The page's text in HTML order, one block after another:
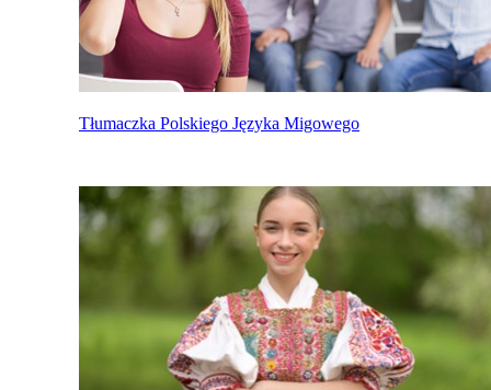
Tłumaczka Polskiego Języka Migowego